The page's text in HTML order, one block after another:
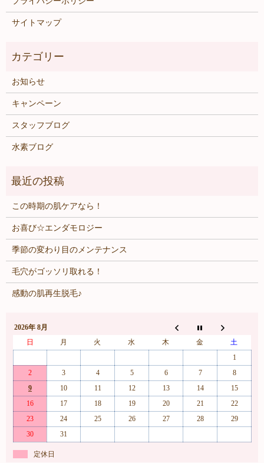
サイトマップ
お知らせ
キャンペーン
スタッフブログ
水素ブログ
この時期の肌ケアなら！
お喜び☆エンダモロジー
季節の変わり目のメンテナンス
毛穴がゴッソリ取れる！
感動の肌再生脱毛♪
2026年 8月
日
月 火 水 木 金
土
1
2
3 4 5 6 7
8
9
10 11 12 13 14
15
16
17 18 19 20 21
22
23
24 25 26 27 28
29
30
31
定休日